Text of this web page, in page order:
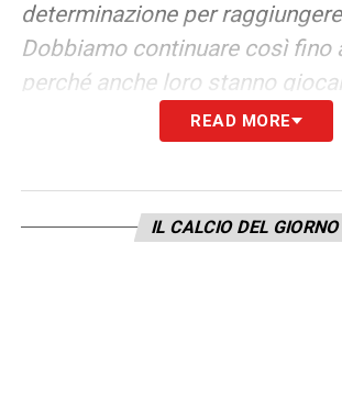
determinazione per
Dobbiamo continuare così fino
perché anche loro stanno
LA PLAYLIST DELLE NOSTRE
READ MORE
IL CALCIO DEL GIORNO